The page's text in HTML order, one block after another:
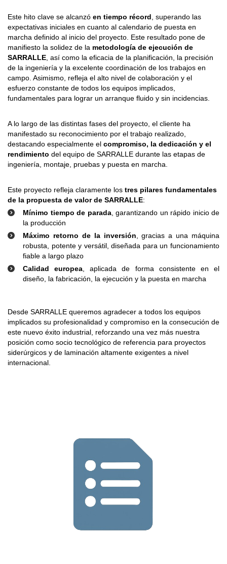
Este hito clave se alcanzó en tiempo récord , superando las
expectativas iniciales en cuanto al calendario de puesta en
marcha definido al inicio del proyecto. Este resultado pone de
manifiesto la solidez de la metodología de ejecución de
SARRALLE , así como la eficacia de la planificación, la precisión
de la ingeniería y la excelente coordinación de los trabajos en
campo. Asimismo, refleja el alto nivel de colaboración y el
esfuerzo constante de todos los equipos implicados,
fundamentales para lograr un arranque fluido y sin incidencias.
A lo largo de las distintas fases del proyecto, el cliente ha
manifestado su reconocimiento por el trabajo realizado,
destacando especialmente el compromiso, la dedicación y el
rendimiento del equipo de SARRALLE durante las etapas de
ingeniería, montaje, pruebas y puesta en marcha.
Este proyecto refleja claramente los tres pilares fundamentales
de la propuesta de valor de SARRALLE:
Mínimo tiempo de parada, garantizando un rápido inicio de
la producción
Máximo retorno de la inversión , gracias a una máquina
robusta, potente y versátil, diseñada para un funcionamiento
fiable a largo plazo
Calidad europea , aplicada de forma consistente en el
diseño, la fabricación, la ejecución y la puesta en marcha
Desde SARRALLE queremos agradecer a todos los equipos
implicados su profesionalidad y compromiso en la consecución de
este nuevo éxito industrial, reforzando una vez más nuestra
posición como socio tecnológico de referencia para proyectos
siderúrgicos y de laminación altamente exigentes a nivel
internacional.